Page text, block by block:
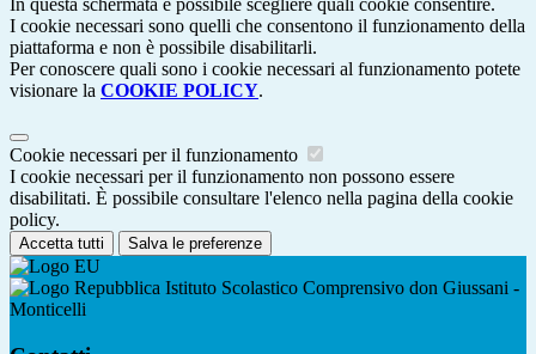
In questa schermata è possibile scegliere quali cookie consentire.
I cookie necessari sono quelli che consentono il funzionamento della
piattaforma e non è possibile disabilitarli.
Per conoscere quali sono i cookie necessari al funzionamento potete
visionare la COOKIE POLICY.
Cookie necessari per il funzionamento
I cookie necessari per il funzionamento non possono essere
disabilitati. È possibile consultare l'elenco nella pagina della cookie
policy.
Accetta tutti Salva le preferenze
Istituto Scolastico Comprensivo don Giussani -
Monticelli